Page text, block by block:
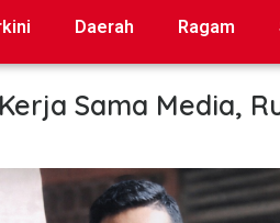
Daerah Ragam
Sama Media,